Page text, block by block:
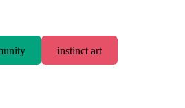
instinct art